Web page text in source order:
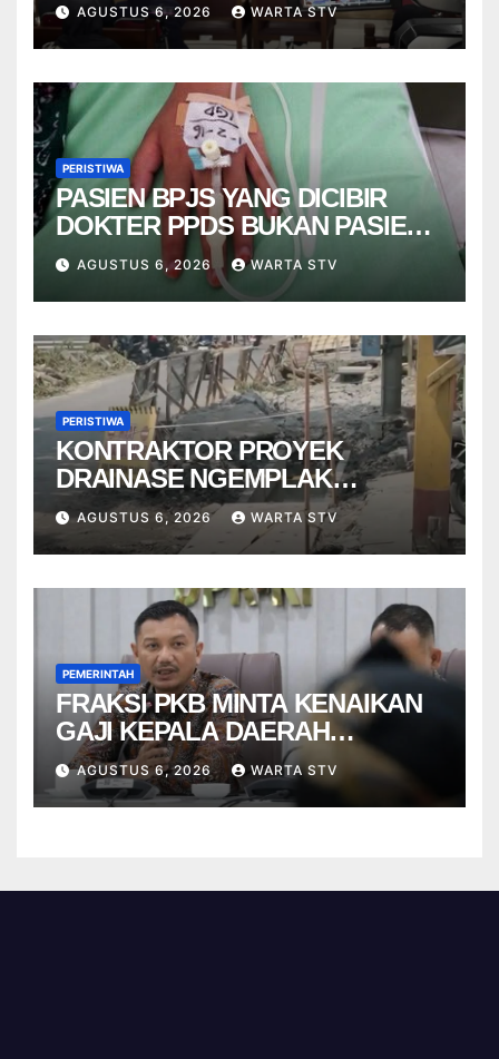
AGUSTUS 6, 2026 WARTA STV
PERISTIWA
PASIEN BPJS YANG DICIBIR
DOKTER PPDS BUKAN PASIEN
RSUP DR. SARDJITO
AGUSTUS 6, 2026 WARTA STV
PERISTIWA
KONTRAKTOR PROYEK
DRAINASE NGEMPLAK
DISANKSI USAI WARGA
TERPELESET
AGUSTUS 6, 2026 WARTA STV
PEMERINTAH
FRAKSI PKB MINTA KENAIKAN
GAJI KEPALA DAERAH
BERBASIS KINERJA
AGUSTUS 6, 2026 WARTA STV